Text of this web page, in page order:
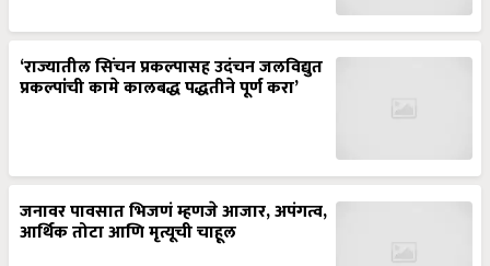
‘राज्यातील सिंचन प्रकल्पासह उदंचन जलविद्युत
प्रकल्पांची कामे कालबद्ध पद्धतीने पूर्ण करा’
जनावर पावसात भिजणं म्हणजे आजार, अपंगत्व,
आर्थिक तोटा आणि मृत्यूची चाहूल